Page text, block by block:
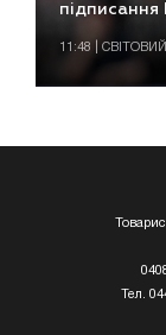
11:48 |
Тел.